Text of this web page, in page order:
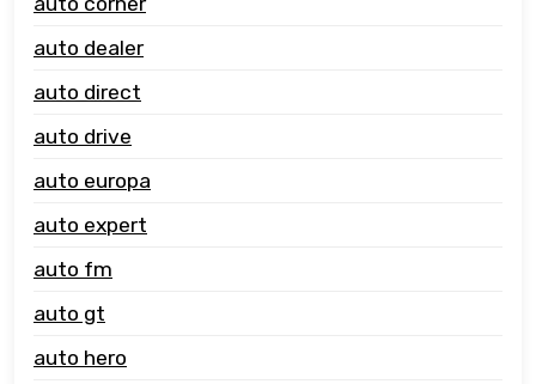
auto dealer
auto direct
auto drive
auto europa
auto expert
auto fm
auto gt
auto hero